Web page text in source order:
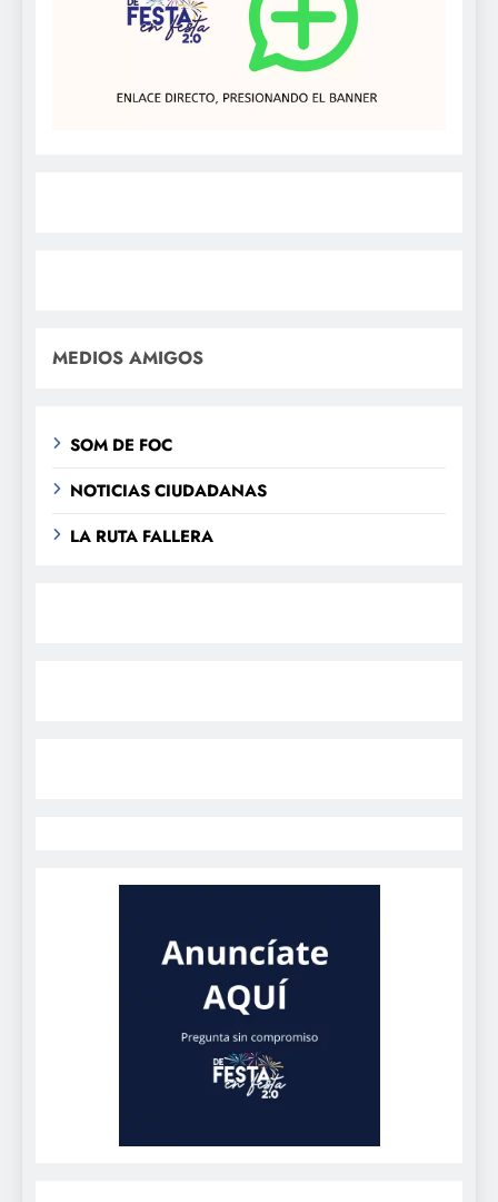
MEDIOS AMIGOS
SOM DE FOC
NOTICIAS CIUDADANAS
LA RUTA FALLERA